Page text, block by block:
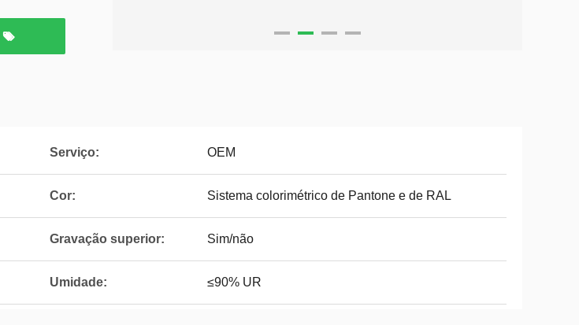
Serviço: OEM
Cor: Sistema colorimétrico de Pantone e de RAL
Gravação superior: Sim/não
Umidade: ≤90% UR